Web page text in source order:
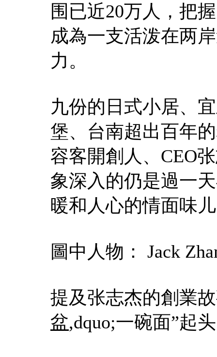
围已近20万人，把
成為一支活泼在两
力。
九份的日式小居、
堡、台南超出百年
容客開創人、CEO
象深入的仍是過一
暖和人心的情面味
圖中人物： Jack
提及张志杰的創業
盆,dquo;一碗面”起